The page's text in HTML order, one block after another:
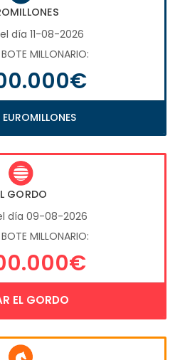
día 11-08-2026
MILLONARIO:
GORDO
día 09-08-2026
MILLONARIO:
EL GORDO